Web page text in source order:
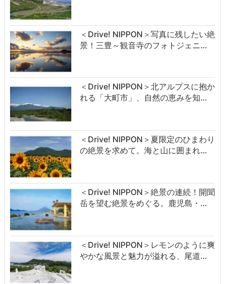
＜Drive! NIPPON＞写真に残したい絶
景！三豊～観音寺のフォトジェニ…
＜Drive! NIPPON＞北アルプスに抱か
れる「大町市」、自然の恵みを知…
＜Drive! NIPPON＞夏限定のひまわり
の絶景を求めて。海と山に囲まれ…
＜Drive! NIPPON＞絶景の連続！開聞
岳を望む絶景をめぐる。鹿児島・…
＜Drive! NIPPON＞レモンのように爽
やかな風景と魅力が溢れる、尾道…